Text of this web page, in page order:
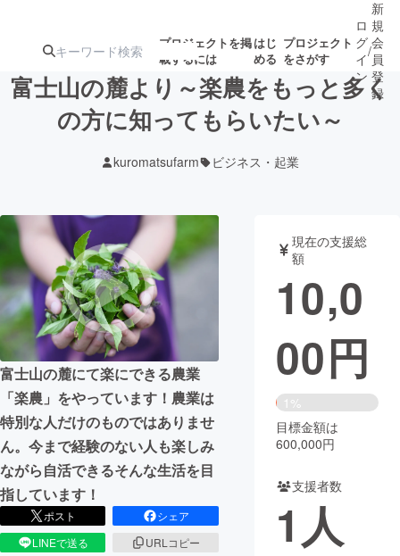
プロジェクトを掲
載するには
はじ
める
プロジェクト
をさがす
ターン
ジェクト
募集終了が近いプ
ロジェクト
アート・写真 音楽
テクノロジー・ガジェット ゲーム・
映像・映画 書籍・雑誌
ビジネス・起業 チャレンジ
まちづくり・地域活性化
CAMPFIRE for Social Good
CAMPFIRE Creation
CAMPFIREふるさと納税
コミュニティ
ロ
グ
イ
ン
/
新
規
会
員
登
録
富士山の麓より～楽農をもっと多く
の方に知ってもらいたい～
kuromatsufarm ビジネス・起業
富士山の麓にて楽にできる農業
「楽農」をやっています！農業は
特別な人だけのものではありませ
ん。今まで経験のない人も楽しみ
ながら自活できるそんな生活を目
指しています！
ポスト
シェア
LINEで送る
URLコピー
現在の支援総
額
10,0
00円
1%
目標金額は
600,000円
支援者数
1人